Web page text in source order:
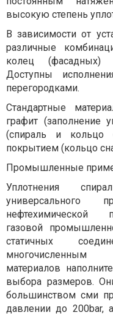
высокую степень
В зависимости от
различные
колец (фасадных)
Доступны
перегородками.
Стандартные
графит (заполнение
(спираль и кольцо
покрытием (кольцо
Промышленные
Уплотнения
универсального
нефтехимической
газовой
статичных
материалов
выбора размеров.
большинством сми
давлении до 200bar,